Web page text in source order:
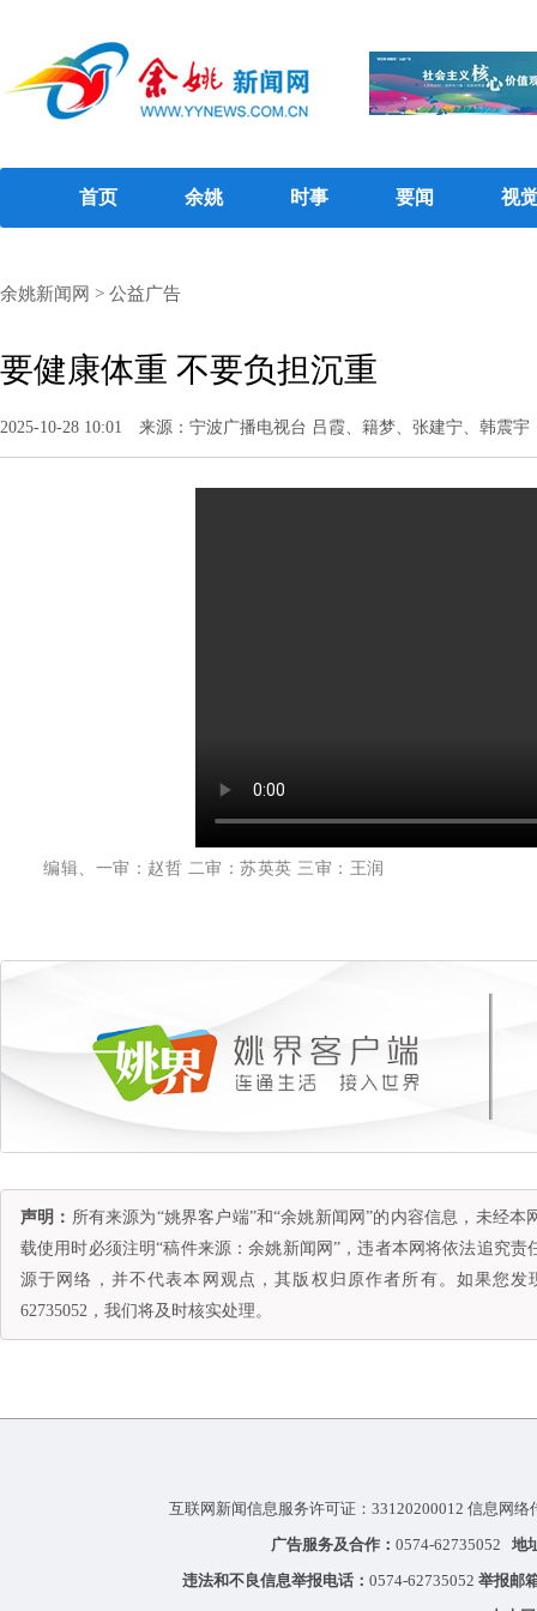
首页 余姚 时事 要闻 视
余姚新闻网 > 公益广告
要健康体重 不要负担沉重
2025-10-28 10:01 来源：宁波广播电视台 吕霞、籍梦、张建宁、韩震宇
编辑、一审：赵哲 二审：苏英英 三审：王润
声明： 所有来源为“姚界客户端”和“余姚新闻网”的内容信息，未经
载使用时必须注明“稿件来源：余姚新闻网”，违者本网将依法追究
源于网络，并不代表本网观点，其版权归原作者所有。如果您
62735052，我们将及时核实处理。
互联网新闻信息服务许可证：33120200012 信息网
广告服务及合作： 0574-62735052 地
违法和不良信息举报电话： 0574-62735052 举报邮